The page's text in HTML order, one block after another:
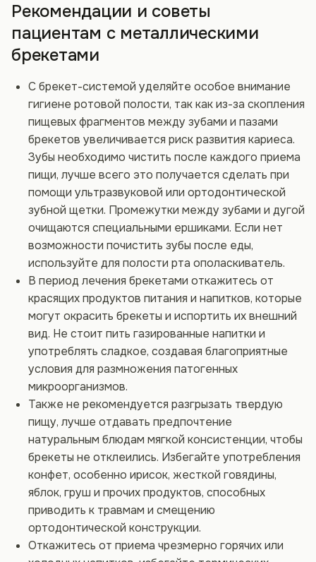
Рекомендации и советы
пациентам с металлическими
брекетами
С брекет-системой уделяйте особое внимание
гигиене ротовой полости, так как из-за скопления
пищевых фрагментов между зубами и пазами
брекетов увеличивается риск развития кариеса.
Зубы необходимо чистить после каждого приема
пищи, лучше всего это получается сделать при
помощи ультразвуковой или ортодонтической
зубной щетки. Промежутки между зубами и дугой
очищаются специальными ершиками. Если нет
возможности почистить зубы после еды,
используйте для полости рта ополаскиватель.
В период лечения брекетами откажитесь от
красящих продуктов питания и напитков, которые
могут окрасить брекеты и испортить их внешний
вид. Не стоит пить газированные напитки и
употреблять сладкое, создавая благоприятные
условия для размножения патогенных
микроорганизмов.
Также не рекомендуется разгрызать твердую
пищу, лучше отдавать предпочтение
натуральным блюдам мягкой консистенции, чтобы
брекеты не отклеились. Избегайте употребления
конфет, особенно ирисок, жесткой говядины,
яблок, груш и прочих продуктов, способных
приводить к травмам и смещению
ортодонтической конструкции.
Откажитесь от приема чрезмерно горячих или